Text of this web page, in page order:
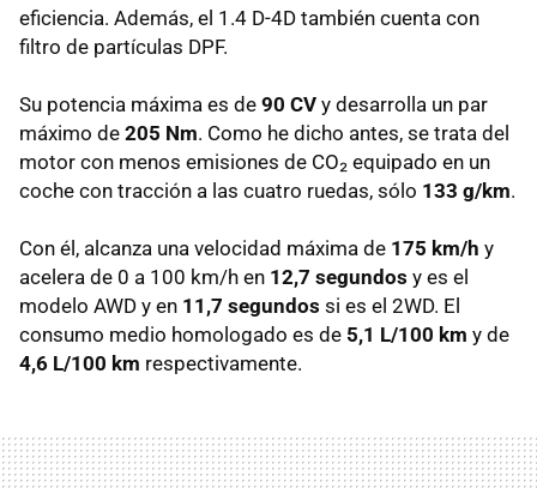
eficiencia. Además, el 1.4 D-4D también cuenta con
filtro de partículas DPF.
Su potencia máxima es de 90 CV y desarrolla un par
máximo de 205 Nm. Como he dicho antes, se trata del
motor con menos emisiones de CO₂ equipado en un
coche con tracción a las cuatro ruedas, sólo 133 g/km.
Con él, alcanza una velocidad máxima de 175 km/h y
acelera de 0 a 100 km/h en 12,7 segundos y es el
modelo AWD y en 11,7 segundos si es el 2WD. El
consumo medio homologado es de 5,1 L/100 km y de
4,6 L/100 km respectivamente.